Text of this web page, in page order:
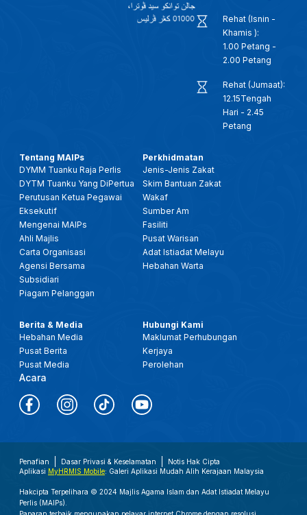
Rehat (Isnin -
Khamis ):
1.00 Petang -
2.00 Petang
Rehat (Jumaat):
12.15Tengah
Hari - 2.45
Petang
Tentang MAIPs
DYMM Tuanku Raja Perlis
DYTM Tuanku Yang DiPertua
Perutusan Ketua Pegawai
Eksekutif
Mengenai MAIPs
Ahli Majlis
Carta Organisasi
Agensi Bersama
Subsidiari
Piagam Pelanggan
Perkhidmatan
Jenis-Jenis Zakat
Skim Bantuan Zakat
Wakaf
Sumber Am
Fasiliti
Pusat Warisan
Adat Istiadat Melayu
Hebahan Warta
Berita & Media
Hebahan Media
Pusat Berita
Pusat Media
Acara
Hubungi Kami
Maklumat Perhubungan
Kerjaya
Perolehan
Penafian Dasar Privasi & Keselamatan
Notis Hak Cipta
Aplikasi MyHRMIS Mobile: Galeri Aplikasi Mudah Alih Kerajaan Malaysia
Hakcipta Terpelihara © 2024 Majlis Agama Islam dan Adat Istiadat Melayu
Perlis (MAIPs).